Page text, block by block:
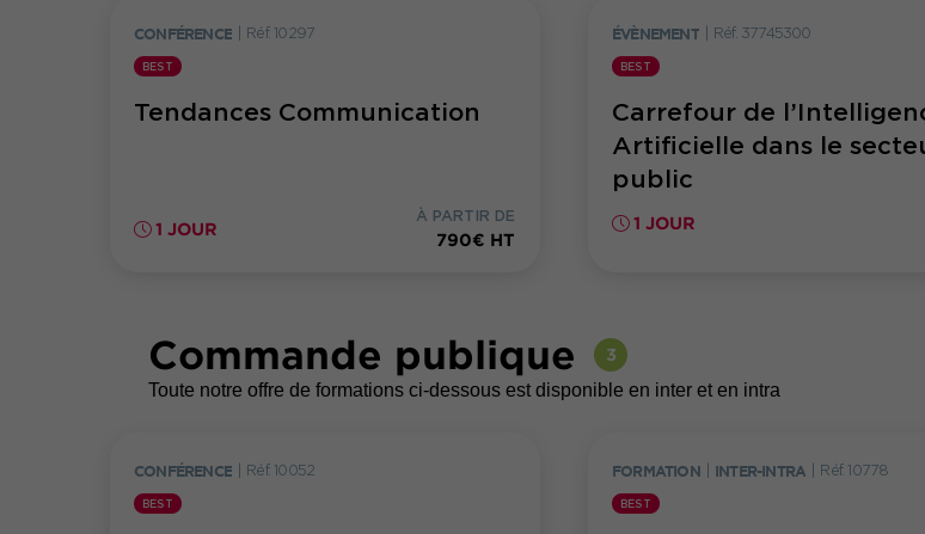
CONFÉRENCE Réf. 10297
BEST
Tendances Communication
1 JOUR
À PARTIR DE
790€ HT
ÉVÈNEMENT Réf. 37745300
BEST
Carrefour de
Artificielle dans le
public
1 JOUR
Commande publique
3
Toute notre offre de formations ci-dessous est disponible en inter et en intra
CONFÉRENCE Réf. 10052
BEST
FORMATION INTER-INTRA Réf. 10778
BEST